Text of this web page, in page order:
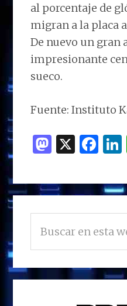
al porcentaje de
migran a la placa
De nuevo un gran
impresionante
sueco.
Fuente: Instituto
M
to
d
o
n
X F
ce
b
o
o
k
BARRA
LATERAL
PRINCIPAL
en
esta
web